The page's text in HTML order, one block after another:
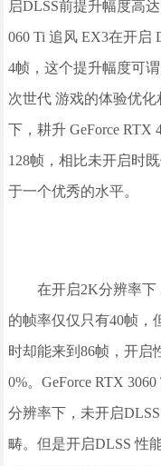
启DLSS前提升幅度高
060 Ti 追风 EX3在开启
4帧，这个提升幅度可
次世代 游戏的体验优
下，耕升 GeForce RTX
128帧，相比未开启时
于一个优秀的水平。
在开启2K分辨率下
的帧率仅仅只有40帧，
时却能来到86帧，开启
0%。GeForce RTX
分辨率下，未开启
畴。但是开启DLSS 性